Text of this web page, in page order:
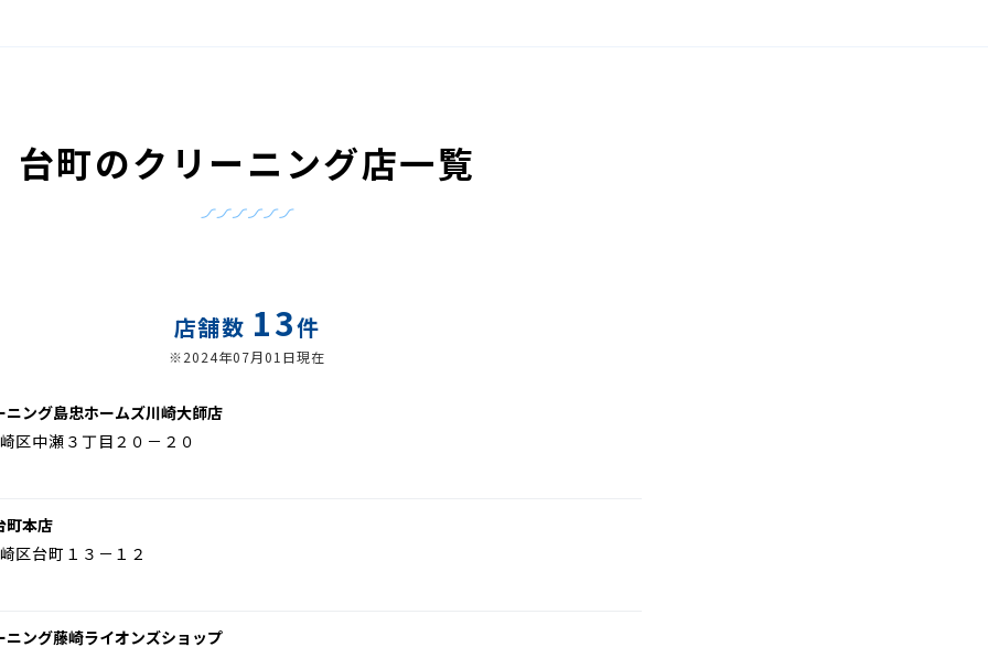
台町のクリーニング店一覧
店舗数 13件
※2024年07月01日現在
ング島忠ホームズ川崎大師店
区中瀬３丁目２０－２０
町本店
区台町１３－１２
ング藤崎ライオンズショップ